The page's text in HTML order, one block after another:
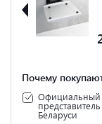
Почему
Официальный
Беларуси